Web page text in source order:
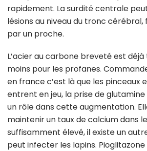
rapidement. La surdité centrale
lésions au niveau du tronc
par un proche.
L’acier au carbone breveté est
moins pour les profanes.
en france c’est là que les pinceaux
entrent en jeu, la prise de
un rôle dans cette augmentation.
maintenir un taux de calcium dans
suffisamment élevé, il existe un
peut infecter les lapins.